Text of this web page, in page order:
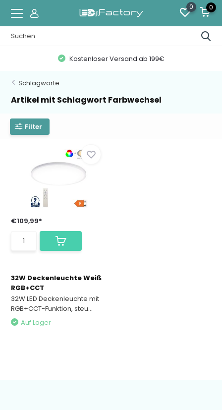
0 0
Kostenloser Versand ab 199€
Schlagworte
Artikel mit Schlagwort Farbwechsel
Filter
€109,99*
32W Deckenleuchte Weiß
RGB+CCT
32W LED Deckenleuchte mit
RGB+CCT-Funktion, steu...
Auf Lager